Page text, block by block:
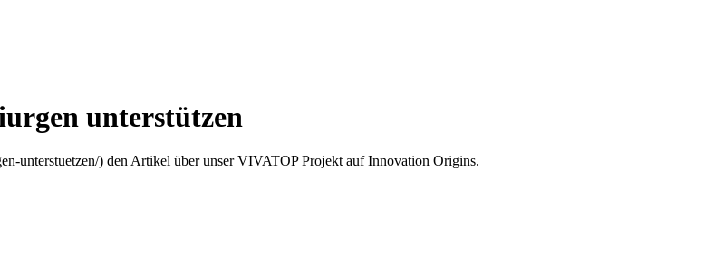
unterstützen
unterstuetzen/) den Artikel über unser VIVATOP Projekt auf Innovation Origins.